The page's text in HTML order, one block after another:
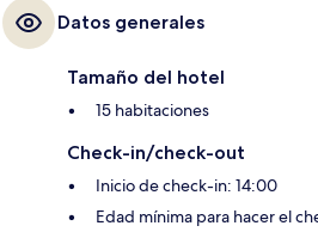
Datos generales
Tamaño del hotel
15 habitaciones
Check-in/check-out
Inicio de check-in: 14:00
Edad mínima para hacer el